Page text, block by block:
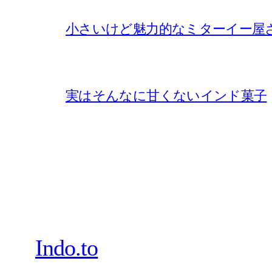
小さいけど魅力的なミターイー屋
実はそんなに甘くないインド菓子
Indo.to